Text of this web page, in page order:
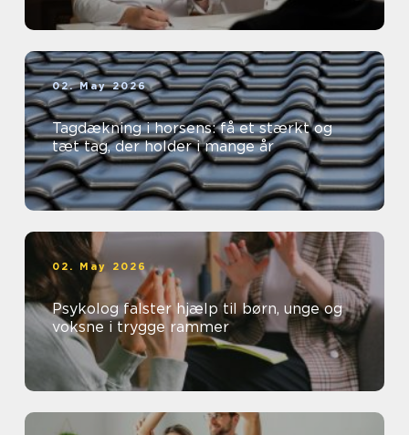
02. May 2026
Tagdækning i horsens: få et stærkt og
tæt tag, der holder i mange år
02. May 2026
Psykolog falster hjælp til børn, unge og
voksne i trygge rammer